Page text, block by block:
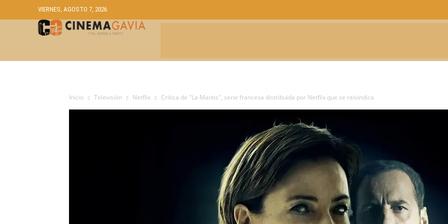
VIERNES, AGOSTO 7, 2026
Inicio Televisión Netflix Crítica de "La Mantis", serie francesa distribuida por Netflix que se reivindica